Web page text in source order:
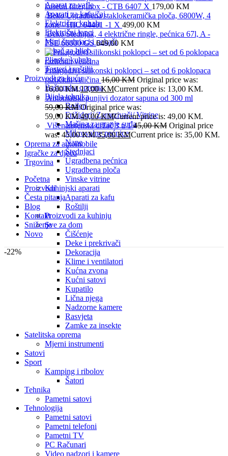
Aparat za vafle
Aparati za kafu/čaj
Električna kuhala
Električni lonci
Mini štednjaci i pekači
Pekač za hljeb
Plinska kuhala
Tosteri i roštilji
Proizvodi za kuću
Baštenska oprema
Bijela tehnika
Bojleri
Frižideri/ Zamrzivači/ Vitrine
Mašina za pranje suđa
Mikrovalne pećnice
Nape
Štednjaci
Ugradbena pećnica
Ugradbena ploča
Vinske vitrine
Kuhinjski aparati
Aparati za kafu
Roštilji
Proizvodi za kuhinju
Sve za dom
Čišćenje
Deke i prekrivači
Dekoracija
Klime i ventilatori
Kućna zvona
Kućni satovi
Kupatilo
Lična njega
Nadzorne kamere
Rasvjeta
Zamke za insekte
Satelitska oprema
Mjerni instrumenti
Satovi
Sport
Kamping i ribolov
Šatori
Tehnika
Pametni satovi
Tehnologija
Pametni satovi
Pametni telefoni
Pametni TV
PC Računari
Video nadzori i kamere
kasetni filter,Inox - CTB 6407 X 179,00 KM
Beko Ugradbena staklokeramička ploča, 6800W, 4
zone - HIC 64401 -1 X 499,00 KM
Beko Štednjak, 4 električne ringle, pećnica 67l, A -
FSE 66000 GS649,00 KM
Prilagodivi silikonski poklopci – set od 6 poklopaca
različitih veličina 16,00KM Original price was:
16,00 KM.13,00KMCurrent price is: 13,00 KM.
Automatski punjivi dozator sapuna od 300 ml
59,00KM Original price was:
59,00 KM.49,00KMCurrent price is: 49,00 KM.
Višenamjenski držač 3 u 145,00KM Original price
was: 45,00 KM.35,00KMCurrent price is: 35,00 KM.
Oprema za automobile
Igračke za djecu
Trgovina
Početna
Proizvodi
Česta pitanja
Blog
Kontakt
Sniženje
Novo
-22%